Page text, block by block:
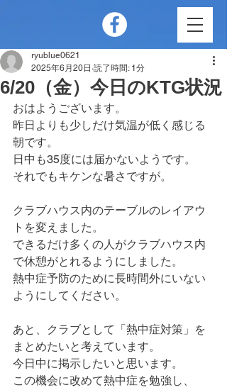
6/20（金）今日のKTG状況
ryublue0621
2025年6月20日 読了時間: 1分
おはようございます。
昨日よりも少しだけ気温が低く感じる
朝です。
日中も35度には届かないようです。
それでもキケンな暑さですが。
クラブハウス内のテーブルのレイアウ
トを変えました。
できるだけ多くの人がクラブハウス内
で休憩がとれるようにしました。
熱中症予防のために長時間外にいない
ようにしてください。
あと、クラブとして「熱中症対策」を
まとめたいと考えています。
今日中に掲示したいと思います。
この機会に改めて熱中症を勉強し、